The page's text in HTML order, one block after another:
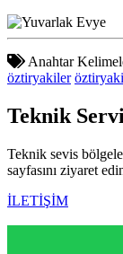
Anahtar
öztiryakiler
Teknik
Teknik sevis
sayfasını ziyaret
İLETİŞİM